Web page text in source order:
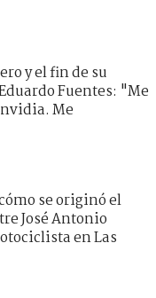
y el fin de su
Fuentes: "Me
Me
se originó el
José Antonio
en Las